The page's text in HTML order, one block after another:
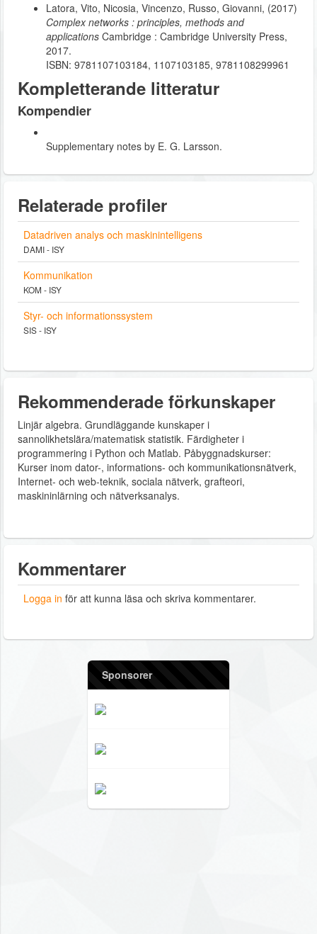
Latora, Vito, Nicosia, Vincenzo, Russo, Giovanni, (2017)
Complex networks : principles, methods and
applications Cambridge : Cambridge University Press,
2017.
ISBN: 9781107103184, 1107103185, 9781108299961
Kompletterande litteratur
Kompendier
Supplementary notes by E. G. Larsson.
Relaterade profiler
Datadriven analys och maskinintelligens
DAMI - ISY
Kommunikation
KOM - ISY
Styr- och informationssystem
SIS - ISY
Rekommenderade förkunskaper
Linjär algebra. Grundläggande kunskaper i
sannolikhetslära/matematisk statistik. Färdigheter i
programmering i Python och Matlab. Påbyggnadskurser:
Kurser inom dator-, informations‐ och kommunikationsnätverk,
Internet- och web‐teknik, sociala nätverk, grafteori,
maskininlärning och nätverksanalys.
Kommentarer
Logga in för att kunna läsa och skriva kommentarer.
Sponsorer